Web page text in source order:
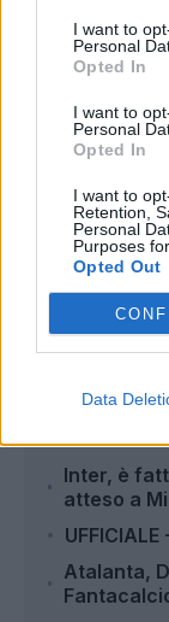
I want to
Personal
Opted In
I want to
Personal
Opted In
I want to
Retention,
Personal
Purposes
Opted Out
Data
l'interesse è
ci sono stati
rappresenta
Autore
Inter, è
atteso a
Atalanta,